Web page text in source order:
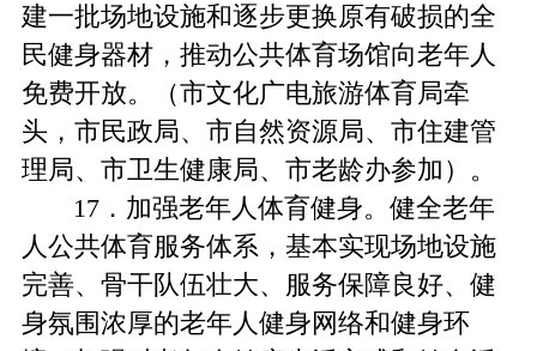
建一批场地设施和逐步更换原有破损的全
民健身器材，推动公共体育场馆向老年人
免费开放。（市文化广电旅游体育局牵
头，市民政局、市自然资源局、市住建管
理局、市卫生健康局、市老龄办参加）。
17．加强老年人体育健身。健全老年
人公共体育服务体系，基本实现场地设施
完善、骨干队伍壮大、服务保障良好、健
身氛围浓厚的老年人健身网络和健身环